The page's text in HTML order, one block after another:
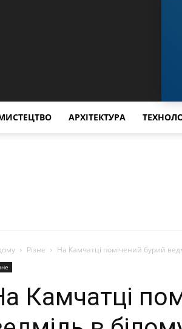
АРХІТЕКТУРА
Різне На Камчатці помічений бурий
Камчатці